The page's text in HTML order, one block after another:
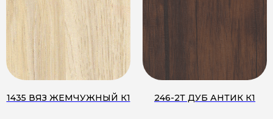
1435 ВЯЗ ЖЕМЧУЖНЫЙ К1 246-2Т ДУБ АНТИК К1